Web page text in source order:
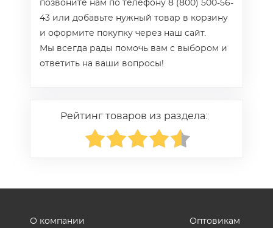
позвоните нам по телефону 8 (800) 500-56-
43 или добавьте нужный товар в корзину
и оформите покупку через наш сайт.
Мы всегда рады помочь вам с выбором и
ответить на ваши вопросы!
Рейтинг товаров из раздела:
О компании
Оптовикам